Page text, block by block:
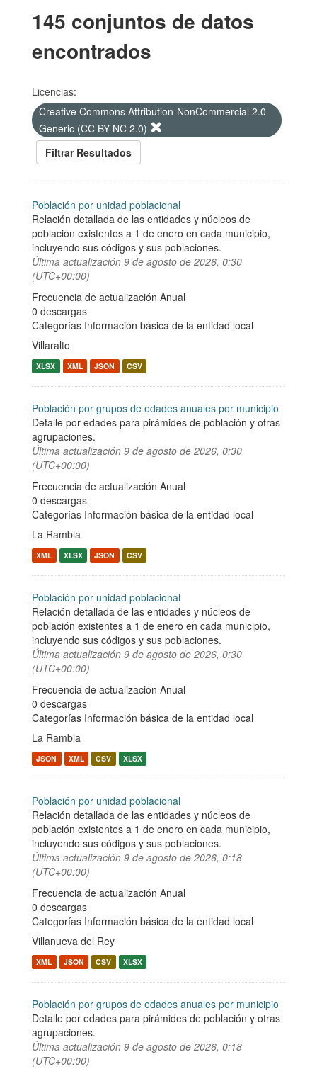
145 conjuntos de datos
encontrados
Licencias:
Creative Commons Attribution-NonCommercial 2.0
Generic (CC BY-NC 2.0)
Filtrar Resultados
Población por unidad poblacional
Relación detallada de las entidades y núcleos de
población existentes a 1 de enero en cada municipio,
incluyendo sus códigos y sus poblaciones.
Última actualización 9 de agosto de 2026, 0:30
(UTC+00:00)
Frecuencia de actualización Anual
0 descargas
Categorías Información básica de la entidad local
Villaralto
XLSX XML JSON CSV
Población por grupos de edades anuales por municipio
Detalle por edades para pirámides de población y otras
agrupaciones.
Última actualización 9 de agosto de 2026, 0:30
(UTC+00:00)
Frecuencia de actualización Anual
0 descargas
Categorías Información básica de la entidad local
La Rambla
XML XLSX JSON CSV
Población por unidad poblacional
Relación detallada de las entidades y núcleos de
población existentes a 1 de enero en cada municipio,
incluyendo sus códigos y sus poblaciones.
Última actualización 9 de agosto de 2026, 0:30
(UTC+00:00)
Frecuencia de actualización Anual
0 descargas
Categorías Información básica de la entidad local
La Rambla
JSON XML CSV XLSX
Población por unidad poblacional
Relación detallada de las entidades y núcleos de
población existentes a 1 de enero en cada municipio,
incluyendo sus códigos y sus poblaciones.
Última actualización 9 de agosto de 2026, 0:18
(UTC+00:00)
Frecuencia de actualización Anual
0 descargas
Categorías Información básica de la entidad local
Villanueva del Rey
XML JSON CSV XLSX
Población por grupos de edades anuales por municipio
Detalle por edades para pirámides de población y otras
agrupaciones.
Última actualización 9 de agosto de 2026, 0:18
(UTC+00:00)